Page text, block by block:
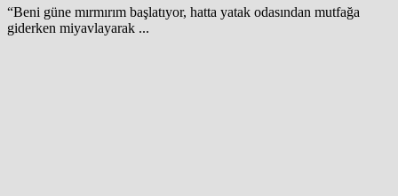
“Beni güne mırmırım başlatıyor, hatta yatak odasından mutfağa
giderken miyavlayarak ...